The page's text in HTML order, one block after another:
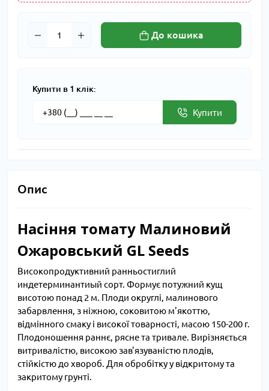
До кошика
Купити в 1 клік:
Купити
Опис
Насіння томату Малиновий
Ожаровський GL Seeds
Високопродуктивний ранньостиглий
индетерминантиый сорт. Формує потужний кущ
висотою понад 2 м. Плоди округлі, малинового
забарвлення, з ніжною, соковитою м'якоттю,
відмінного смаку і високої товарності, масою 150-200 г.
Плодоношення раннє, рясне та тривале. Вирізняється
витривалістю, високою зав'язуваністю плодів,
стійкістю до хвороб. Для обробітку у відкритому та
закритому грунті.